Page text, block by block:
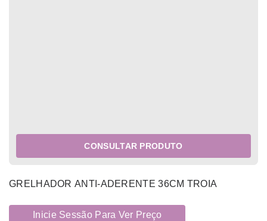
CONSULTAR PRODUTO
GRELHADOR ANTI-ADERENTE 36CM TROIA
Inicie Sessão Para Ver Preço